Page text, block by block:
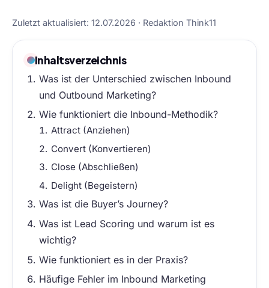
Zuletzt aktualisiert: 12.07.2026 · Redaktion Think11
Inhaltsverzeichnis
Was ist der Unterschied zwischen Inbound
und Outbound Marketing?
Wie funktioniert die Inbound-Methodik?
Attract (Anziehen)
Convert (Konvertieren)
Close (Abschließen)
Delight (Begeistern)
Was ist die Buyer’s Journey?
Was ist Lead Scoring und warum ist es
wichtig?
Wie funktioniert es in der Praxis?
Häufige Fehler im Inbound Marketing